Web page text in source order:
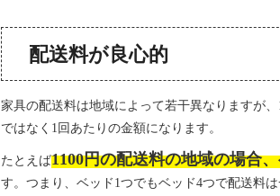
配送料が良心的
家具の配送料は地域によって若干異なりますが
ではなく1回あたりの金額になります。
たとえば1100円の配送料の地域の場合
す。つまり、ベッド1つでもベッド4つで配送料